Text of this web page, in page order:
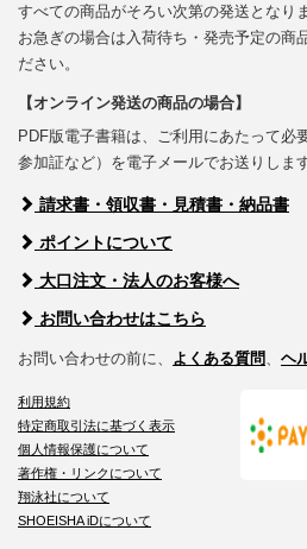
すべての商品がそろい次第の発送となりま
お急ぎの場合は入荷待ち・発売予定の商
ださい。
【オンライン発送の商品の場合】
PDF版電子書籍は、ご利用にあたって必
参加証など）を電子メールでお送りします
請求書・領収書・見積書・納品書
ポイントについて
大口注文・法人のお客様へ
お問い合わせはこちら
お問い合わせの前に、 よくある質問 ヘ
利用規約
特定商取引法に基づく表示
個人情報保護について
著作権・リンクについて
翔泳社について
SHOEISHA iDについて